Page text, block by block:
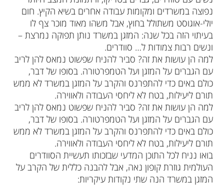
נפוצה במשרדים ומקומות עבודה אחרים בשיא הקיץ. חום
יולי-אוגוסט משתולל בחוץ, אבל משהו מאוד מוכר צף לו
בעיתוי הזה בכל שנה: המזגן במשרד נותן תפוקה נמרצת –
ונשים רבות צמודות ל… סוודרים.
למה הן עושות את זה? סביר להניח שפשוט נמאס להן לריב
עם הגברים על המזגן ועל הטמפרטורה. בסופו של דבר,
כולם באים כדי להתפרנס והקרב על המזגן במשרד לא ממש
תורם ליעילות, בטח לא ליחסי העבודה ולאווירה.
למה הן עושות את זה? סביר להניח שפשוט נמאס להן לריב
עם הגברים על המזגן ועל הטמפרטורה. בסופו של דבר,
כולם באים כדי להתפרנס והקרב על המזגן במשרד לא ממש
תורם ליעילות, בטח לא ליחסי העבודה ולאווירה.
בואו נניח לכל התוכן המדעי שבזכותו תעשיית הסוודרים
העולמית גוזרת קופון נאה, אבל להבנה כללית של הקרב על
המזגן במשרד הנה שתי נקודות עיקריות: